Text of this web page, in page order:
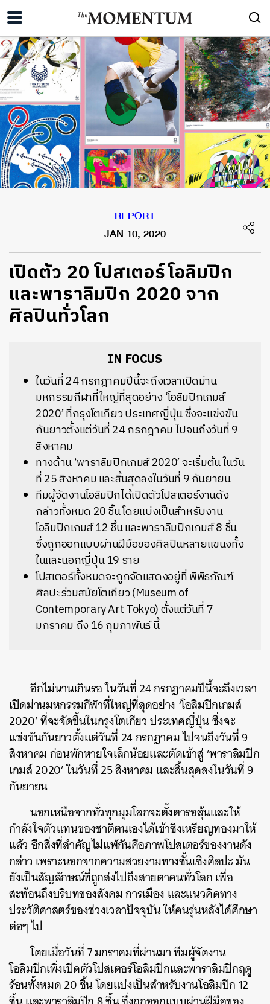
REPORT
JAN 10, 2020
เปิดตัว 20 โปสเตอร์โอลิมปิก
และพาราลิมปิก 2020 จาก
ศิลปินทั่วโลก
IN FOCUS
ในวันที่ 24 กรกฎาคมปีนี้จะถึงเวลาเปิดม่าน
มหกรรมกีฬาที่ใหญ่ที่สุดอย่าง ‘โอลิมปิกเกมส์
2020’ ที่กรุงโตเกียว ประเทศญี่ปุ่น ซึ่งจะแข่งขัน
กันยาวตั้งแต่วันที่ 24 กรกฎาคม ไปจนถึงวันที่ 9
สิงหาคม
ทางด้าน ‘พาราลิมปิกเกมส์ 2020’ จะเริ่มต้น ในวัน
ที่ 25 สิงหาคม และสิ้นสุดลงในวันที่ 9 กันยายน
ทีมผู้จัดงานโอลิมปิกได้เปิดตัวโปสเตอร์งานดัง
กล่าวทั้งหมด 20 ชิ้น โดยแบ่งเป็นสำหรับงาน
โอลิมปิกเกมส์ 12 ชิ้น และพาราลิมปิกเกมส์ 8 ชิ้น
ซึ่งถูกออกแบบผ่านฝีมือของศิลปินหลายแขนงทั้ง
ในและนอกญี่ปุ่น 19 ราย
โปสเตอร์ทั้งหมดจะถูกจัดแสดงอยู่ที่ พิพิธภัณฑ์
ศิลปะร่วมสมัยโตเกียว (Museum of
Contemporary Art Tokyo) ตั้งแต่วันที่ 7
มกราคม ถึง 16 กุมภาพันธ์ นี้
อีกไม่นานเกินรอ ในวันที่ 24 กรกฎาคมปีนี้จะถึงเวลา
เปิดม่านมหกรรมกีฬาที่ใหญ่ที่สุดอย่าง ‘โอลิมปิกเกมส์
2020’ ที่จะจัดขึ้นในกรุงโตเกียว ประเทศญี่ปุ่น ซึ่งจะ
แข่งขันกันยาวตั้งแต่วันที่ 24 กรกฎาคม ไปจนถึงวันที่ 9
สิงหาคม ก่อนพักหายใจเล็กน้อยและตัดเข้าสู่ ‘พาราลิมปิก
เกมส์ 2020’ ในวันที่ 25 สิงหาคม และสิ้นสุดลงในวันที่ 9
กันยายน
นอกเหนือจากทั่วทุกมุมโลกจะตั้งตารอลุ้นและให้
กำลังใจตัวแทนของชาติตนเองได้เข้าชิงเหรียญทองมาให้
แล้ว อีกสิ่งที่สำคัญไม่แพ้กันคือภาพโปสเตอร์ของงานดัง
กล่าว เพราะนอกจากความสวยงามทางชั้นเชิงศิลปะ มัน
ยังเป็นสัญลักษณ์ที่ถูกส่งไปถึงสายตาคนทั่วโลก เพื่อ
สะท้อนถึงบริบทของสังคม การเมือง และแนวคิดทาง
ประวัติศาสตร์ของช่วงเวลาปัจจุบัน ให้คนรุ่นหลังได้ศึกษา
ต่อๆ ไป
โดยเมื่อวันที่ 7 มกราคมที่ผ่านมา ทีมผู้จัดงาน
โอลิมปิกเพิ่งเปิดตัวโปสเตอร์โอลิมปิกและพาราลิมปิกฤดู
ร้อนทั้งหมด 20 ชิ้น โดยแบ่งเป็นสำหรับงานโอลิมปิก 12